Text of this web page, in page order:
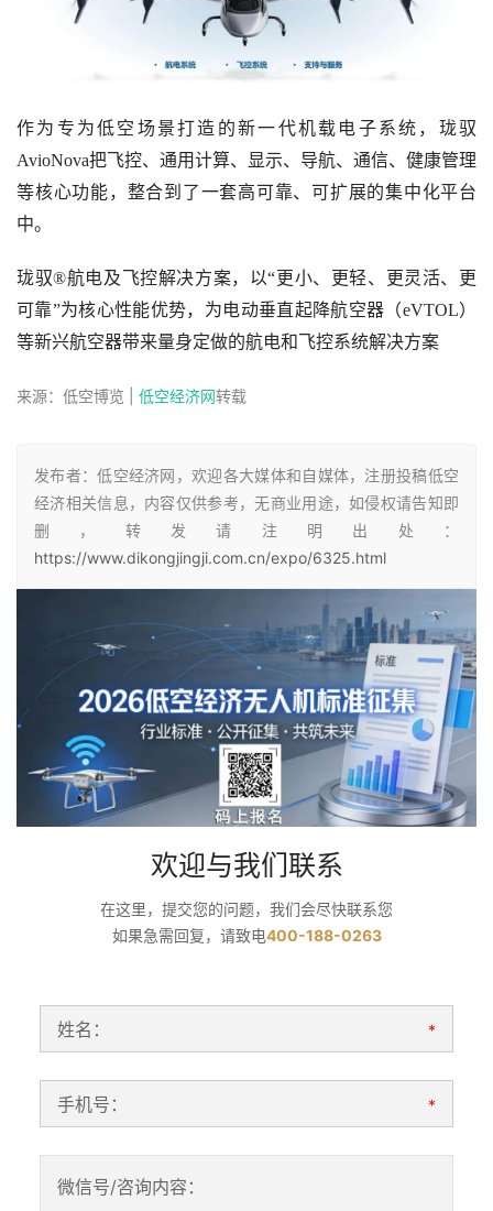
作为专为低空场景打造的新一代机载电子系统，珑驭
AvioNova把飞控、通用计算、显示、导航、通信、健康管理
等核心功能，整合到了一套高可靠、可扩展的集中化平台
中。
珑驭®航电及飞控解决方案，以“更小、更轻、更灵活、更
可靠”为核心性能优势，为电动垂直起降航空器（eVTOL）
等新兴航空器带来量身定做的航电和飞控系统解决方案
来源：低空博览 | 低空经济网转载
发布者：低空经济网，欢迎各大媒体和自媒体，注册投稿低空
经济相关信息，内容仅供参考，无商业用途，如侵权请告知即
删，转发请注明出处：
https://www.dikongjingji.com.cn/expo/6325.html
欢迎与我们联系
在这里，提交您的问题，我们会尽快联系您
如果急需回复，请致电400-188-0263
姓名： *
手机号： *
微信号/咨询内容：